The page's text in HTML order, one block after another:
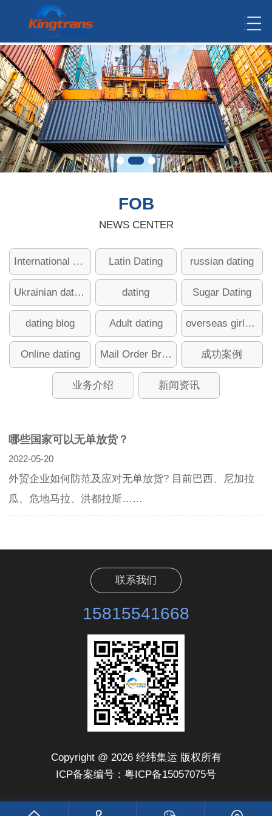
FOB
NEWS CENTER
International dating Latin Dating russian dating
Ukrainian dating dating Sugar Dating
dating blog Adult dating overseas girlfriend
Online dating Mail Order Brides 成功案例
业务介绍 新闻资讯
哪些国家可以无单放货？
2022-05-20
外贸企业如何防范及应对无单放货? 目前巴西、尼加拉
瓜、危地马拉、洪都拉斯……
联系我们
15815541668
Copyright @ 2026 经纬集运 版权所有
ICP备案编号：粤ICP备15057075号